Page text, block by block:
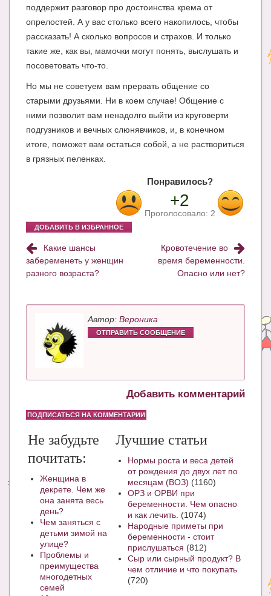
поддержит разговор про достоинства крема от
опрелостей. А у вас столько всего накопилось, чтобы
рассказать! А сколько вопросов и страхов. И только
такие же, как вы, мамочки могут понять, выслушать и
посоветовать что-то.
Но мы не советуем вам прервать общение со
старыми друзьями. Ни в коем случае! Общение с
ними позволит вам ненадолго выйти из круговерти
подгузников и вечных слюнявчиков, и, в конечном
итоге, поможет вам остаться собой, а не раствориться
в грязных пеленках.
Понравилось?
+2
Проголосовало: 2
ДОБАВИТЬ В ИЗБРАННОЕ
Какие шансы
забеременеть у женщин
разного возраста?
Кровотечение во
время беременности.
Опасно или нет?
Автор: Вероника
ОТПРАВИТЬ СООБЩЕНИЕ
Добавить комментарий
ПОДПИСАТЬСЯ НА КОММЕНТАРИИ
Не забудьте
почитать:
Женщина в
декрете. Чем же
она занята весь
день?
Чем заняться с
детьми зимой на
улице?
Проблемы и
преимущества
многодетных
семей
Лучшие статьи
Нормы роста и веса детей
от рождения до двух лет по
месяцам (ВОЗ) (1160)
ОРЗ и ОРВИ при
беременности. Чем опасно
и как лечить. (1074)
Народные приметы при
беременности - стоит
прислушаться (812)
Сыр или сырный продукт? В
чем отличие и что покупать
(720)